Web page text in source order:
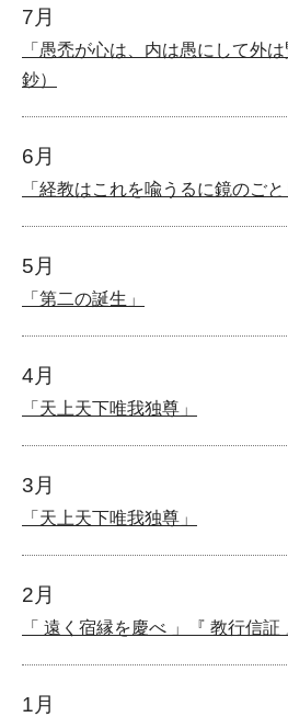
7月
「愚禿が心は、内は愚にして外
鈔）
6月
「経教はこれを喩うるに鏡のごと
5月
「第二の誕生」
4月
「天上天下唯我独尊」
3月
「天上天下唯我独尊」
2月
「 遠く宿縁を慶べ 」『 教行信証
1月